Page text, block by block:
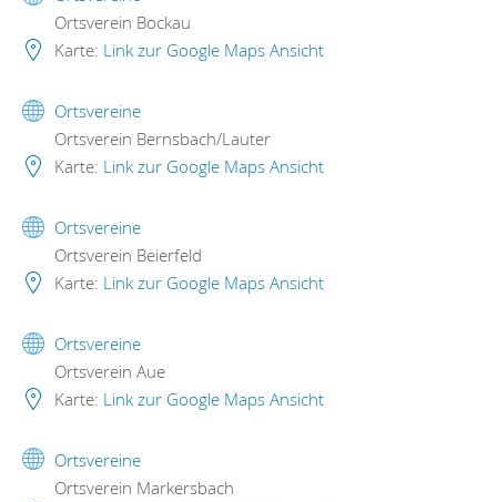
Ortsverein Bockau
Karte: Link zur Google Maps Ansicht
Ortsvereine
Ortsverein Bernsbach/Lauter
Karte: Link zur Google Maps Ansicht
Ortsvereine
Ortsverein Beierfeld
Karte: Link zur Google Maps Ansicht
Ortsvereine
Ortsverein Aue
Karte: Link zur Google Maps Ansicht
Ortsvereine
Ortsverein Markersbach